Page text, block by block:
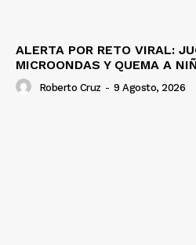
ALERTA POR RETO VIRAL:
MICROONDAS Y QUEMA A
Roberto Cruz - 9 Agosto, 2026